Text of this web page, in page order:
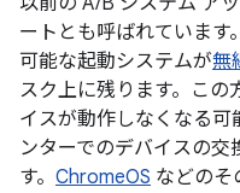
ートとも呼ばれています
可能な起動システムが無
スク上に残ります。この
イスが動作しなくなる
ンターでのデバイスの
す。 ChromeOS などのそ